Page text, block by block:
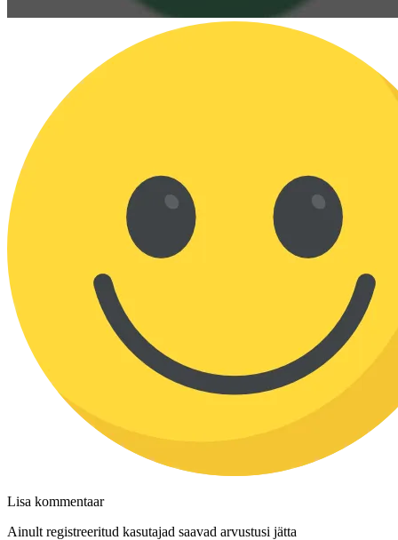
Lisa kommentaar
Ainult registreeritud kasutajad saavad arvustusi jätta